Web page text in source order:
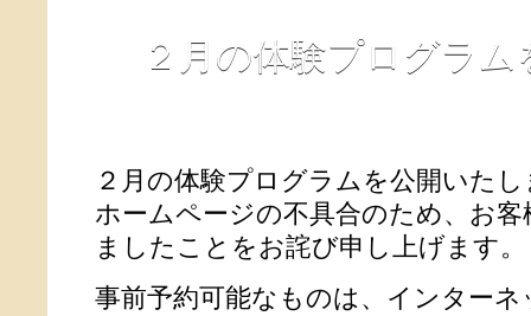
２月の体験プログラ
２月の体験プログラムを公開いた
ホームページの不具合のため、お
ましたことをお詫び申し上げます。
事前予約可能なものは、インター